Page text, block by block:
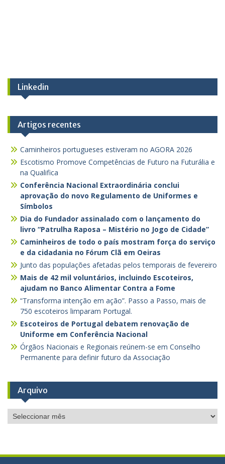
Linkedin
Artigos recentes
Caminheiros portugueses estiveram no AGORA 2026
Escotismo Promove Competências de Futuro na Futurália e
na Qualifica
Conferência Nacional Extraordinária conclui
aprovação do novo Regulamento de Uniformes e
Símbolos
Dia do Fundador assinalado com o lançamento do
livro “Patrulha Raposa – Mistério no Jogo de Cidade”
Caminheiros de todo o país mostram força do serviço
e da cidadania no Fórum Clã em Oeiras
Junto das populações afetadas pelos temporais de fevereiro
Mais de 42 mil voluntários, incluindo Escoteiros,
ajudam no Banco Alimentar Contra a Fome
“Transforma intenção em ação”. Passo a Passo, mais de
750 escoteiros limparam Portugal.
Escoteiros de Portugal debatem renovação de
Uniforme em Conferência Nacional
Órgãos Nacionais e Regionais reúnem-se em Conselho
Permanente para definir futuro da Associação
Arquivo
Arquivo